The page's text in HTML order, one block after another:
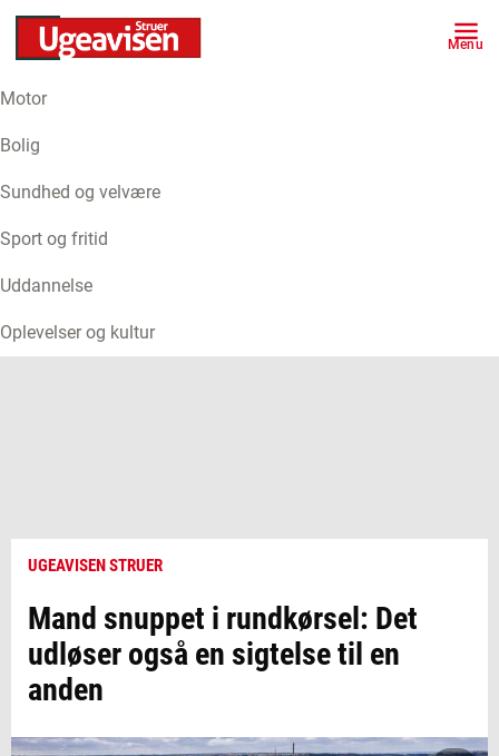
Menu
Motor
Bolig
Sundhed og velvære
Sport og fritid
Uddannelse
Oplevelser og kultur
UGEAVISEN STRUER
Mand snuppet i rundkørsel: Det
udløser også en sigtelse til en
anden